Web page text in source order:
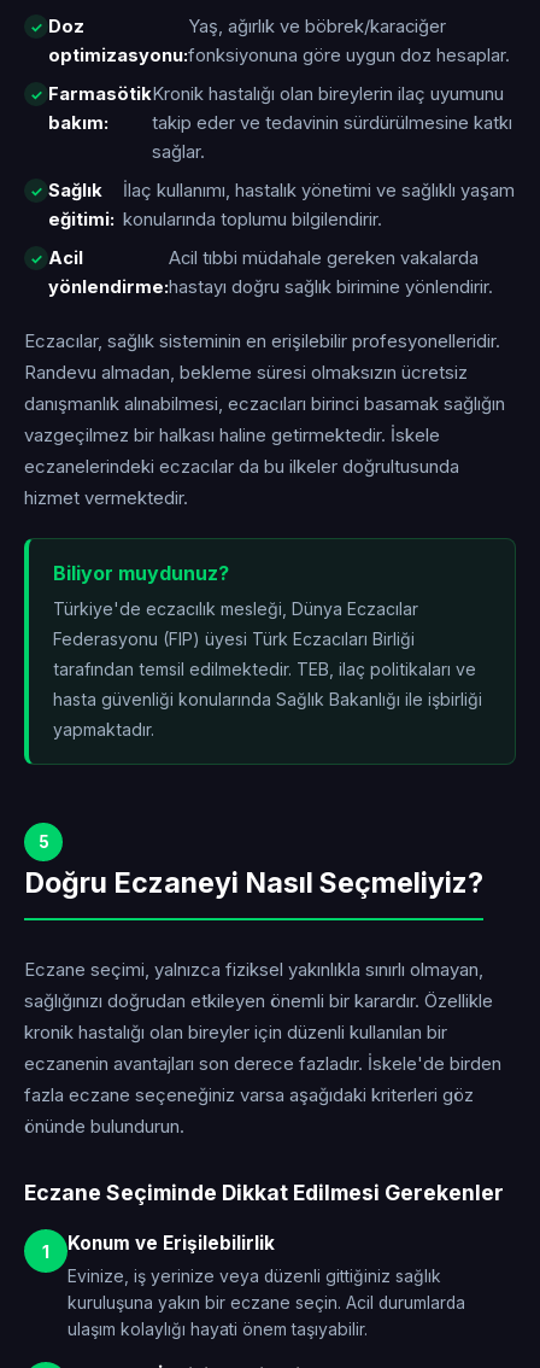
Doz
optimizasyonu:
Yaş, ağırlık ve böbrek/karaciğer
fonksiyonuna göre uygun doz hesaplar.
Farmasötik
bakım:
Kronik hastalığı olan bireylerin ilaç uyumunu
takip eder ve tedavinin sürdürülmesine katkı
sağlar.
Sağlık
eğitimi:
İlaç kullanımı, hastalık yönetimi ve sağlıklı yaşam
konularında toplumu bilgilendirir.
Acil
yönlendirme:
Acil tıbbi müdahale gereken vakalarda
hastayı doğru sağlık birimine yönlendirir.
Eczacılar, sağlık sisteminin en erişilebilir profesyonelleridir.
Randevu almadan, bekleme süresi olmaksızın ücretsiz
danışmanlık alınabilmesi, eczacıları birinci basamak sağlığın
vazgeçilmez bir halkası haline getirmektedir. İskele
eczanelerindeki eczacılar da bu ilkeler doğrultusunda
hizmet vermektedir.
Biliyor muydunuz?
Türkiye'de eczacılık mesleği, Dünya Eczacılar
Federasyonu (FIP) üyesi Türk Eczacıları Birliği
tarafından temsil edilmektedir. TEB, ilaç politikaları ve
hasta güvenliği konularında Sağlık Bakanlığı ile işbirliği
yapmaktadır.
5
Doğru Eczaneyi Nasıl Seçmeliyiz?
Eczane seçimi, yalnızca fiziksel yakınlıkla sınırlı olmayan,
sağlığınızı doğrudan etkileyen önemli bir karardır. Özellikle
kronik hastalığı olan bireyler için düzenli kullanılan bir
eczanenin avantajları son derece fazladır. İskele'de birden
fazla eczane seçeneğiniz varsa aşağıdaki kriterleri göz
önünde bulundurun.
Eczane Seçiminde Dikkat Edilmesi Gerekenler
1 Konum ve Erişilebilirlik
Evinize, iş yerinize veya düzenli gittiğiniz sağlık
kuruluşuna yakın bir eczane seçin. Acil durumlarda
ulaşım kolaylığı hayati önem taşıyabilir.